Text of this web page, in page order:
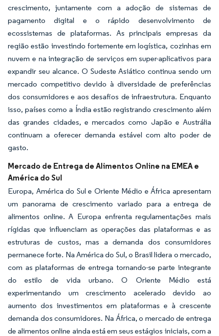
crescimento, juntamente com a adoção de sistemas de
pagamento digital e o rápido desenvolvimento de
ecossistemas de plataformas. As principais empresas da
região estão investindo fortemente em logística, cozinhas em
nuvem e na integração de serviços em super-aplicativos para
expandir seu alcance. O Sudeste Asiático continua sendo um
mercado competitivo devido à diversidade de preferências
dos consumidores e aos desafios de infraestrutura. Enquanto
isso, países como a Índia estão registrando crescimento além
das grandes cidades, e mercados como Japão e Austrália
continuam a oferecer demanda estável com alto poder de
gasto.
Mercado de Entrega de Alimentos Online na EMEA e
América do Sul
Europa, América do Sul e Oriente Médio e África apresentam
um panorama de crescimento variado para a entrega de
alimentos online. A Europa enfrenta regulamentações mais
rígidas que influenciam as operações das plataformas e as
estruturas de custos, mas a demanda dos consumidores
permanece forte. Na América do Sul, o Brasil lidera o mercado,
com as plataformas de entrega tornando-se parte integrante
do estilo de vida urbano. O Oriente Médio está
experimentando um crescimento acelerado devido ao
aumento dos investimentos em plataformas e à crescente
demanda dos consumidores. Na África, o mercado de entrega
de alimentos online ainda está em seus estágios iniciais, com a